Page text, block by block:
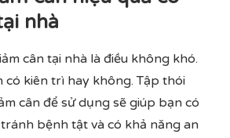
nhà
cân tại nhà là điều không khó.
có kiên trì hay không. Tập thói
cân để sử dụng sẽ giúp bạn có
bệnh tật và có khả năng an